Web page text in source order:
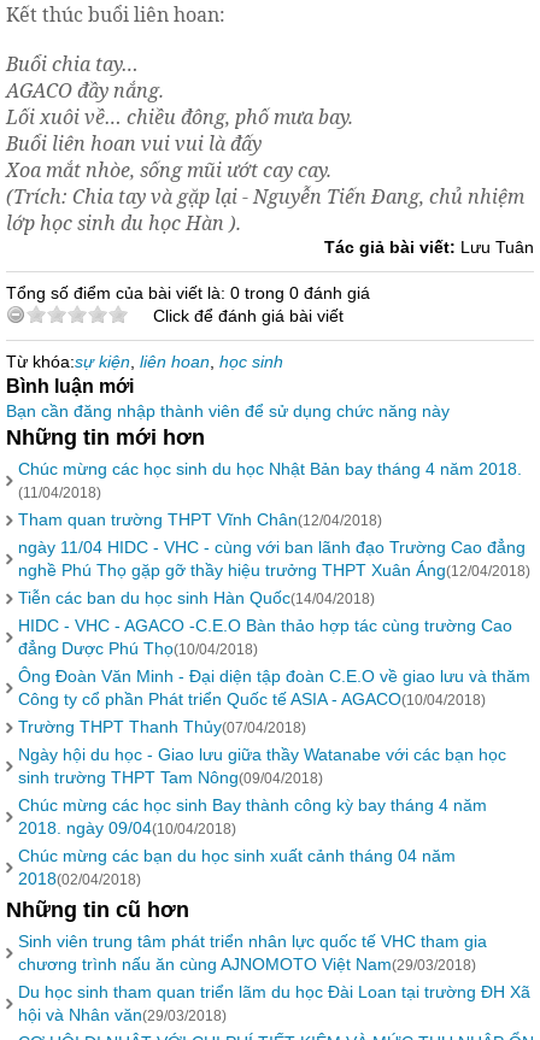
Kết thúc buổi liên hoan:
Buổi chia tay…
AGACO đầy nắng.
Lối xuôi về… chiều đông, phố mưa bay.
Buổi liên hoan vui vui là đấy
Xoa mắt nhòe, sống mũi ướt cay cay.
(Trích: Chia tay và gặp lại - Nguyễn Tiến Đang, chủ nhiệm
lớp học sinh du học Hàn ).
Tác giả bài viết: Lưu Tuân
Tổng số điểm của bài viết là: 0 trong 0 đánh giá
Click để đánh giá bài viết
Từ khóa:sự kiện liên hoan học sinh
Bình luận mới
Bạn cần đăng nhập thành viên để sử dụng chức năng này
Những tin mới hơn
Chúc mừng các học sinh du học Nhật Bản bay tháng 4 năm 2018.
(11/04/2018)
Tham quan trường THPT Vĩnh Chân(12/04/2018)
ngày 11/04 HIDC - VHC - cùng với ban lãnh đạo Trường Cao đẳng
nghề Phú Thọ gặp gỡ thầy hiệu trưởng THPT Xuân Áng(12/04/2018)
Tiễn các ban du học sinh Hàn Quốc(14/04/2018)
HIDC - VHC - AGACO -C.E.O Bàn thảo hợp tác cùng trường Cao
đẳng Dược Phú Thọ(10/04/2018)
Ông Đoàn Văn Minh - Đại diện tập đoàn C.E.O về giao lưu và thăm
Công ty cổ phần Phát triển Quốc tế ASIA - AGACO(10/04/2018)
Trường THPT Thanh Thủy(07/04/2018)
Ngày hội du học - Giao lưu giữa thầy Watanabe với các bạn học
sinh trường THPT Tam Nông(09/04/2018)
Chúc mừng các học sinh Bay thành công kỳ bay tháng 4 năm
2018. ngày 09/04(10/04/2018)
Chúc mừng các bạn du học sinh xuất cảnh tháng 04 năm
2018(02/04/2018)
Những tin cũ hơn
Sinh viên trung tâm phát triển nhân lực quốc tế VHC tham gia
chương trình nấu ăn cùng AJNOMOTO Việt Nam(29/03/2018)
Du học sinh tham quan triển lãm du học Đài Loan tại trường ĐH Xã
hội và Nhân văn(29/03/2018)